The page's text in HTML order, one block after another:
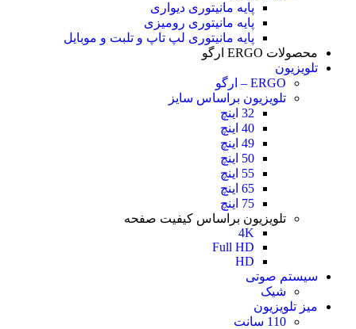
پایه مانیتوری دیواری
پایه مانیتوری رومیزی
پایه مانیتوری لپ تاپ و تلبت و موبایل
محصولات ERGO ارگو
تلویزیون
ERGO – ارگو
تلویزیون براساس سایز
32 اینچ
40 اینچ
49 اینچ
50 اینچ
55 اینچ
65 اینچ
75 اینچ
تلویزیون براساس کیفیت صفحه
4K
Full HD
HD
سیستم صوتی
شیک
میز تلویزیون
110 سانت